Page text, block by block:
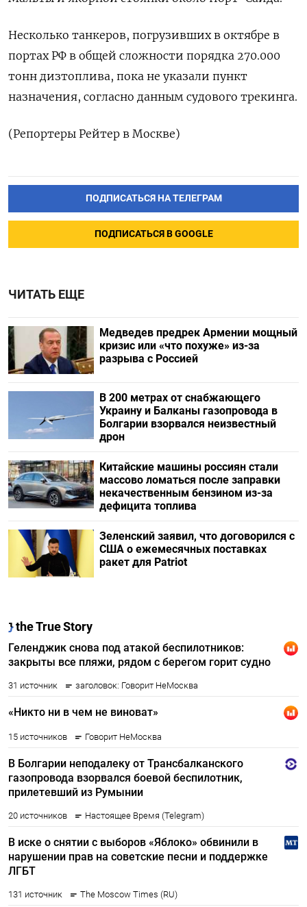
Несколько танкеров, погрузивших в октябре в
портах РФ в общей сложности порядка 270.000
тонн дизтоплива, пока не указали пункт
назначения, согласно данным судового трекинга.
(Репортеры Рейтер в Москве)
ПОДПИСАТЬСЯ НА ТЕЛЕГРАМ
ПОДПИСАТЬСЯ В GOOGLE
ЧИТАТЬ ЕЩЕ
Медведев предрек Армении мощный
кризис или «что похуже» из-за
разрыва с Россией
В 200 метрах от снабжающего
Украину и Балканы газопровода в
Болгарии взорвался неизвестный
дрон
Китайские машины россиян стали
массово ломаться после заправки
некачественным бензином из-за
дефицита топлива
Зеленский заявил, что договорился с
США о ежемесячных поставках
ракет для Patriot